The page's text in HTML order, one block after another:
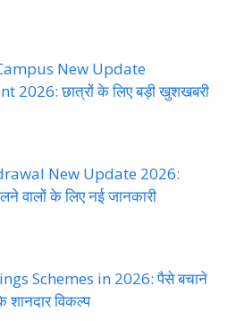
New Update
2026: छात्रों के लिए बड़ी खुशखबरी
New Update 2026:
वालों के लिए नई जानकारी
Schemes in 2026: पैसे बचाने
विकल्प